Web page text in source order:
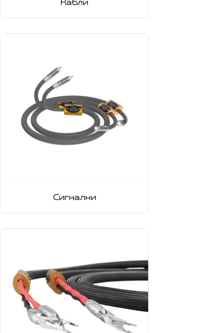
Кабли
Сигнални